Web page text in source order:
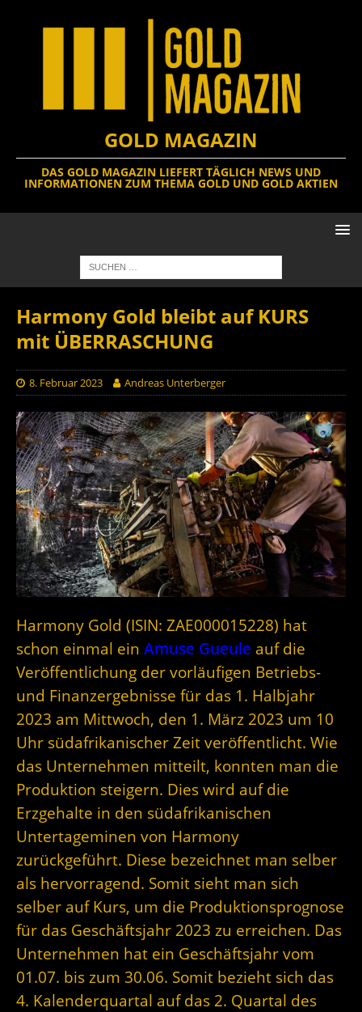
GOLD MAGAZIN
DAS GOLD MAGAZIN LIEFERT TÄGLICH NEWS UND
INFORMATIONEN ZUM THEMA GOLD UND GOLD AKTIEN
Harmony Gold bleibt auf KURS
mit ÜBERRASCHUNG
8. Februar 2023 Andreas Unterberger
Harmony Gold (ISIN: ZAE000015228) hat
schon einmal ein Amuse Gueule auf die
Veröffentlichung der vorläufigen Betriebs-
und Finanzergebnisse für das 1. Halbjahr
2023 am Mittwoch, den 1. März 2023 um 10
Uhr südafrikanischer Zeit veröffentlicht. Wie
das Unternehmen mitteilt, konnten man die
Produktion steigern. Dies wird auf die
Erzgehalte in den südafrikanischen
Untertageminen von Harmony
zurückgeführt. Diese bezeichnet man selber
als hervorragend. Somit sieht man sich
selber auf Kurs, um die Produktionsprognose
für das Geschäftsjahr 2023 zu erreichen. Das
Unternehmen hat ein Geschäftsjahr vom
01.07. bis zum 30.06. Somit bezieht sich das
4. Kalenderquartal auf das 2. Quartal des